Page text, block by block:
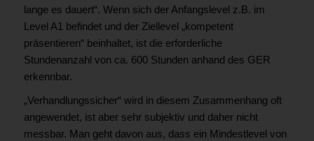
lange es dauert“. Wenn sich der Anfangslevel z.B. im
Level A1 befindet und der Ziellevel „kompetent
präsentieren“ beinhaltet, ist die erforderliche
Stundenanzahl von ca. 600 Stunden anhand des GER
erkennbar.
„Verhandlungssicher“ wird in diesem Zusammenhang oft
angewendet, ist aber sehr subjektiv und daher nicht
messbar. Man geht davon aus, dass ein Mindestlevel von